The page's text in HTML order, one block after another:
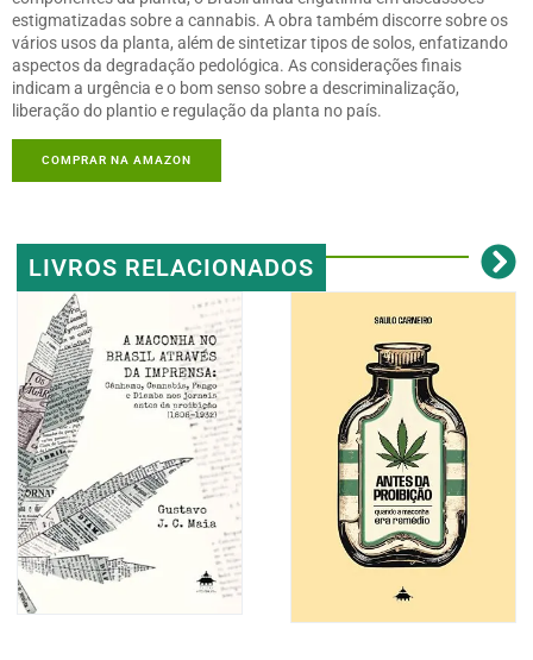
estigmatizadas sobre a cannabis. A obra também discorre sobre os
vários usos da planta, além de sintetizar tipos de solos, enfatizando
aspectos da degradação pedológica. As considerações finais
indicam a urgência e o bom senso sobre a descriminalização,
liberação do plantio e regulação da planta no país.
COMPRAR NA AMAZON
LIVROS RELACIONADOS